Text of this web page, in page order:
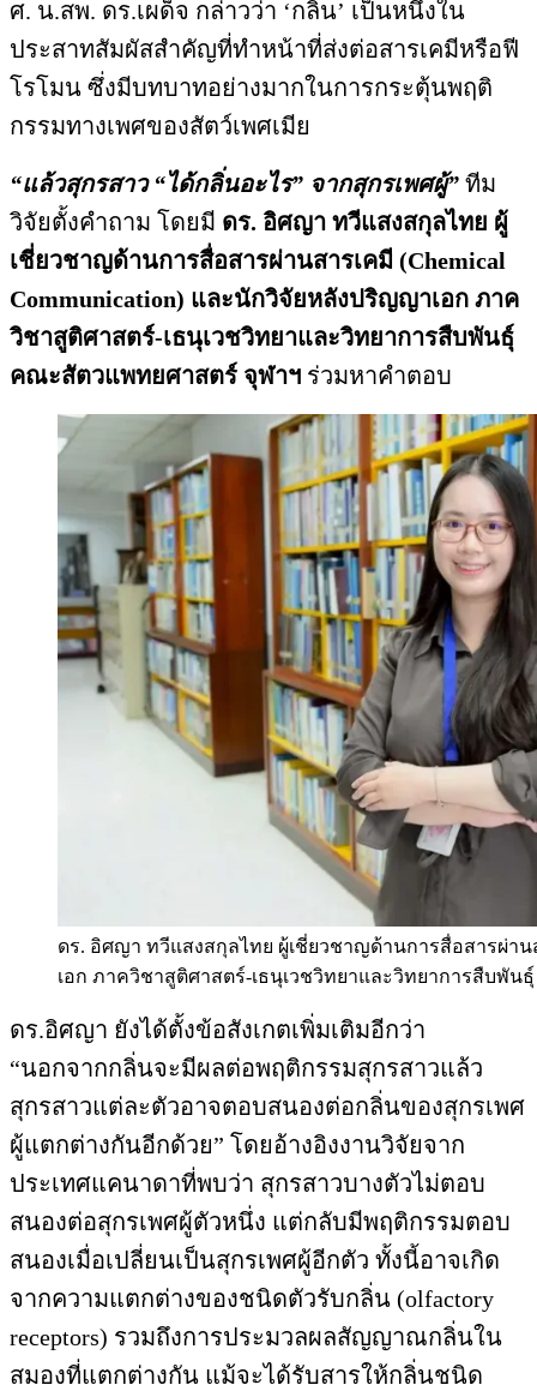
ศ. น.สพ. ดร.เผด็จ กล่าวว่า ‘กลิ่น’ เป็นหนึ่งใน
ประสาทสัมผัสสำคัญที่ทำหน้าที่ส่งต่อสารเคมีหรือฟี
โรโมน ซึ่งมีบทบาทอย่างมากในการกระตุ้นพฤติ
กรรมทางเพศของสัตว์เพศเมีย
“แล้วสุกรสาว “ได้กลิ่นอะไร” จากสุกรเพศผู้” ทีม
วิจัยตั้งคำถาม โดยมี ดร. อิศญา ทวีแสงสกุลไทย ผู้
เชี่ยวชาญด้านการสื่อสารผ่านสารเคมี (Chemical
Communication) และนักวิจัยหลังปริญญาเอก ภาค
วิชาสูติศาสตร์-เธนุเวชวิทยาและวิทยาการสืบพันธุ์
คณะสัตวแพทยศาสตร์ จุฬาฯ ร่วมหาคำตอบ
ดร. อิศญา ทวีแสงสกุลไทย ผู้เชี่ยวชาญด้านการสื่อสารผ่าน
เอก ภาควิชาสูติศาสตร์-เธนุเวชวิทยาและวิทยาการสืบพั
ดร.อิศญา ยังได้ตั้งข้อสังเกตเพิ่มเติมอีกว่า
“นอกจากกลิ่นจะมีผลต่อพฤติกรรมสุกรสาวแล้ว
สุกรสาวแต่ละตัวอาจตอบสนองต่อกลิ่นของสุกรเพศ
ผู้แตกต่างกันอีกด้วย” โดยอ้างอิงงานวิจัยจาก
ประเทศแคนาดาที่พบว่า สุกรสาวบางตัวไม่ตอบ
สนองต่อสุกรเพศผู้ตัวหนึ่ง แต่กลับมีพฤติกรรมตอบ
สนองเมื่อเปลี่ยนเป็นสุกรเพศผู้อีกตัว ทั้งนี้อาจเกิด
จากความแตกต่างของชนิดตัวรับกลิ่น (olfactory
receptors) รวมถึงการประมวลผลสัญญาณกลิ่นใน
สมองที่แตกต่างกัน แม้จะได้รับสารให้กลิ่นชนิด